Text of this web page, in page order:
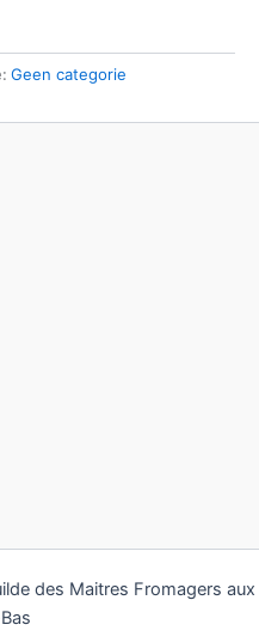
Geen categorie
des Maitres Fromagers aux